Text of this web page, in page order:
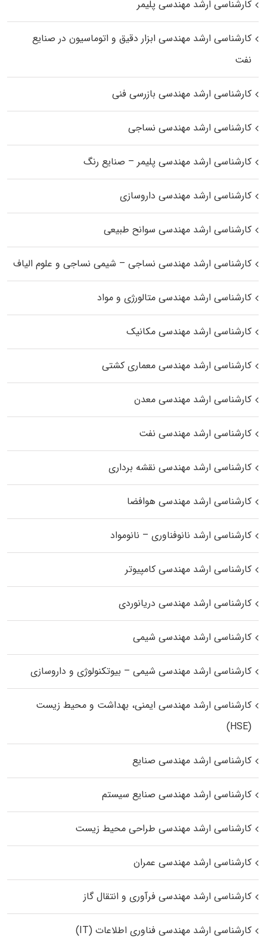
کارشناسی ارشد مهندسی پلیمر
کارشناسی ارشد مهندسی ابزار دقیق و اتوماسیون در صنایع
نفت
کارشناسی ارشد مهندسی بازرسی فنی
کارشناسی ارشد مهندسی نساجی
کارشناسی ارشد مهندسی پلیمر – صنایع رنگ
کارشناسی ارشد مهندسی داروسازی
کارشناسی ارشد مهندسی سوانح طبیعی
کارشناسی ارشد مهندسی نساجی – شیمی نساجی و علوم الیاف
کارشناسی ارشد مهندسی متالورژی و مواد
کارشناسی ارشد مهندسی مکانیک
کارشناسی ارشد مهندسی معماری کشتی
کارشناسی ارشد مهندسی معدن
کارشناسی ارشد مهندسی نفت
کارشناسی ارشد مهندسی نقشه برداری
کارشناسی ارشد مهندسی هوافضا
کارشناسی ارشد نانوفناوری – نانومواد
کارشناسی ارشد مهندسی کامپیوتر
کارشناسی ارشد مهندسی دریانوردی
کارشناسی ارشد مهندسی شیمی
کارشناسی ارشد مهندسی شیمی – بیوتکنولوژی و داروسازی
کارشناسی ارشد مهندسی ایمنی، بهداشت و محیط زیست
(HSE)
کارشناسی ارشد مهندسی صنایع
کارشناسی ارشد مهندسی صنایع سیستم
کارشناسی ارشد مهندسی طراحی محیط زیست
کارشناسی ارشد مهندسی عمران
کارشناسی ارشد مهندسی فرآوری و انتقال گاز
کارشناسی ارشد مهندسی فناوری اطلاعات (IT)